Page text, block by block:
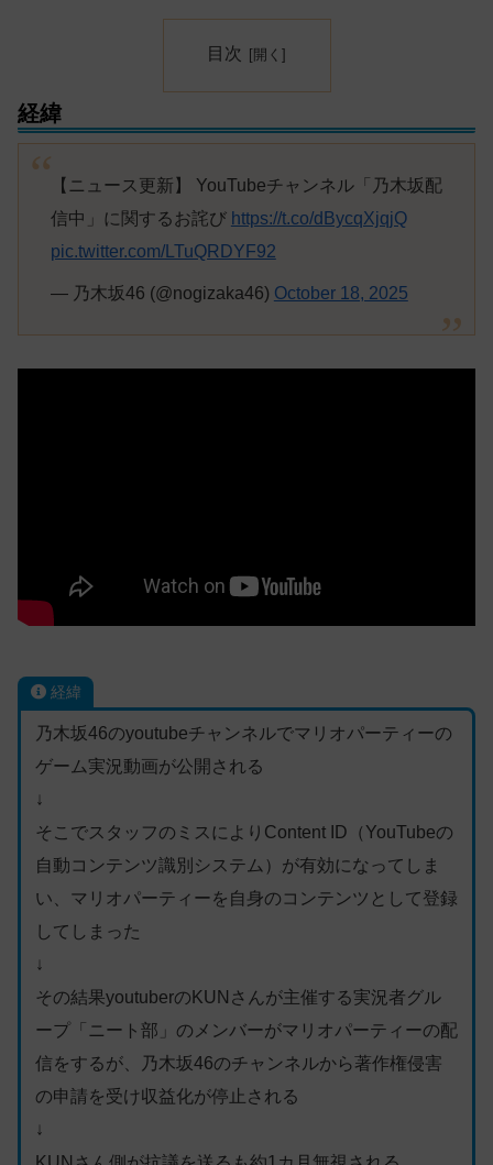
目次
経緯
【ニュース更新】 YouTubeチャンネル「乃木坂配
信中」に関するお詫び https://t.co/dBycqXjqjQ
pic.twitter.com/LTuQRDYF92
— 乃木坂46 (@nogizaka46) October 18, 2025
経緯
乃木坂46のyoutubeチャンネルでマリオパーティーの
ゲーム実況動画が公開される
↓
そこでスタッフのミスによりContent ID（YouTubeの
自動コンテンツ識別システム）が有効になってしま
い、マリオパーティーを自身のコンテンツとして登録
してしまった
↓
その結果youtuberのKUNさんが主催する実況者グル
ープ「ニート部」のメンバーがマリオパーティーの配
信をするが、乃木坂46のチャンネルから著作権侵害
の申請を受け収益化が停止される
↓